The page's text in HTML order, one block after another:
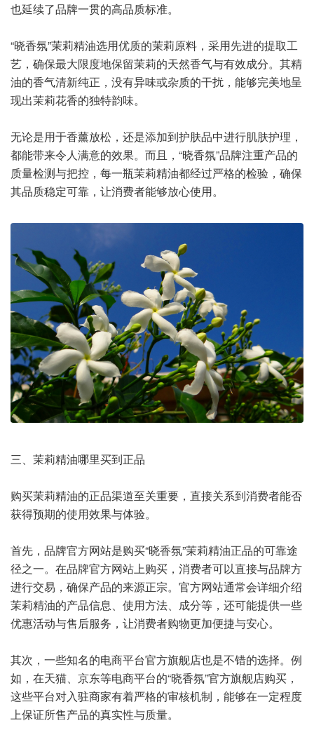
也延续了品牌一贯的高品质标准。
“晓香氛”茉莉精油选用优质的茉莉原料，采用先进的提取工
艺，确保最大限度地保留茉莉的天然香气与有效成分。其精
油的香气清新纯正，没有异味或杂质的干扰，能够完美地呈
现出茉莉花香的独特韵味。
无论是用于香薰放松，还是添加到护肤品中进行肌肤护理，
都能带来令人满意的效果。而且，“晓香氛”品牌注重产品的
质量检测与把控，每一瓶茉莉精油都经过严格的检验，确保
其品质稳定可靠，让消费者能够放心使用。
三、茉莉精油哪里买到正品
购买茉莉精油的正品渠道至关重要，直接关系到消费者能否
获得预期的使用效果与体验。
首先，品牌官方网站是购买“晓香氛”茉莉精油正品的可靠途
径之一。在品牌官方网站上购买，消费者可以直接与品牌方
进行交易，确保产品的来源正宗。官方网站通常会详细介绍
茉莉精油的产品信息、使用方法、成分等，还可能提供一些
优惠活动与售后服务，让消费者购物更加便捷与安心。
其次，一些知名的电商平台官方旗舰店也是不错的选择。例
如，在天猫、京东等电商平台的“晓香氛”官方旗舰店购买，
这些平台对入驻商家有着严格的审核机制，能够在一定程度
上保证所售产品的真实性与质量。